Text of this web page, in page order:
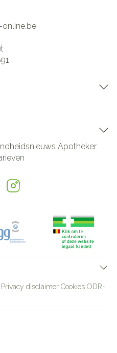
Apotheker
Privacy disclaimer Cookies ODR-